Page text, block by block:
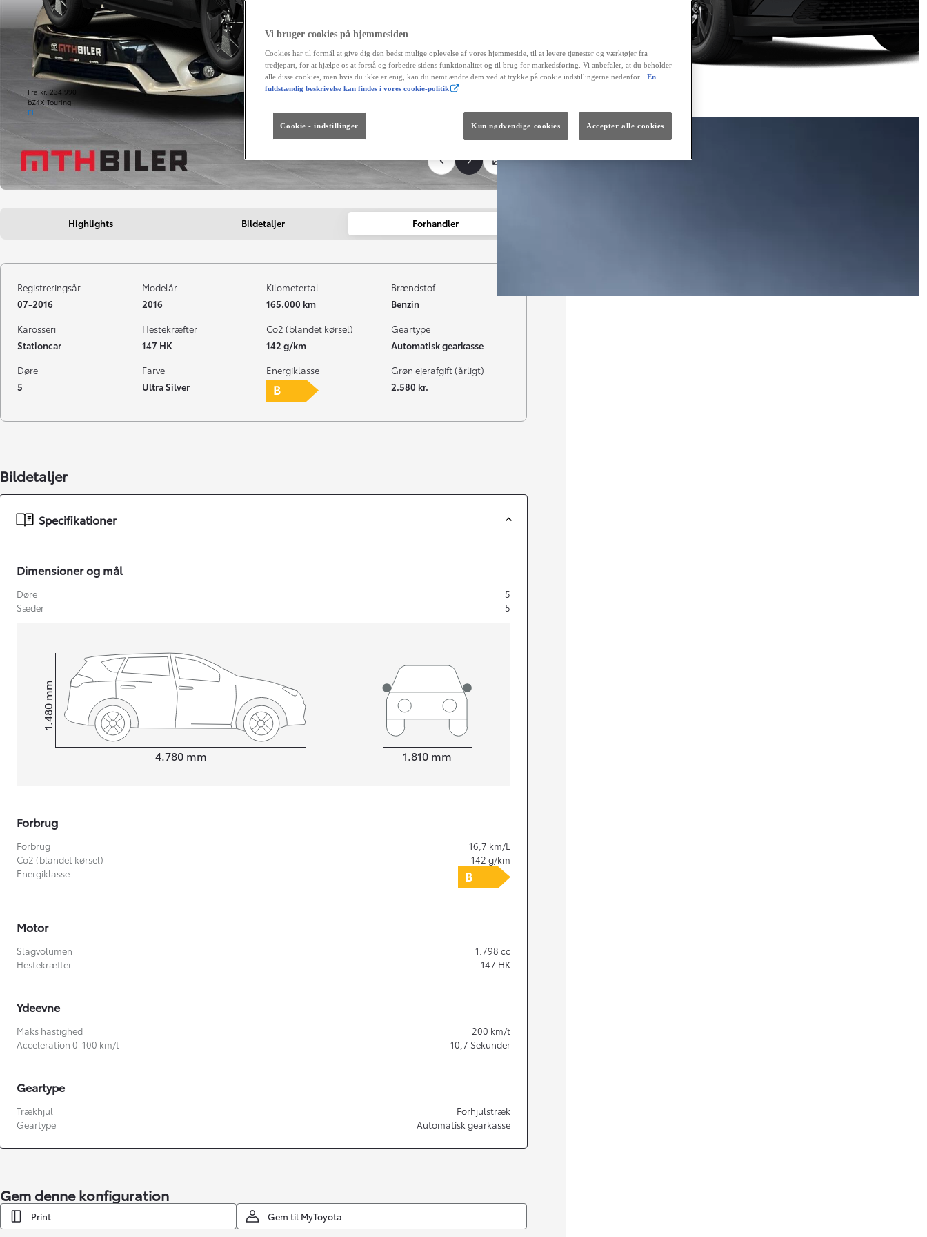
Fra kr. 234.990
bZ4X Touring
EL
Fra kr. 349.990
The soul lives on.
Highlights Bildetaljer Forhandler
Registreringsår
07-2016
Modelår
2016
Kilometertal
165.000 km
Brændstof
Benzin
Karosseri
Stationcar
Hestekræfter
147 HK
Co2 (blandet kørsel)
142 g/km
Geartype
Automatisk gearkasse
Døre
5
Farve
Ultra Silver
Energiklasse
Grøn ejerafgift (årligt)
2.580 kr.
Bildetaljer
Specifikationer
Dimensioner og mål
Døre
5
Sæder
5
4.780 mm
Højt1.480
mm
1.810 mm
Forbrug
Forbrug 16,7 km/L
Co2 (blandet kørsel)
142 g/km
Energiklasse
Motor
Slagvolumen 1.798 cc
Hestekræfter
147 HK
Ydeevne
Maks hastighed 200 km/t
Acceleration 0-100 km/t
10,7 Sekunder
Geartype
Trækhjul
Forhjulstræk
Geartype
Automatisk gearkasse
Gem denne konfiguration
Print Gem til MyToyota
Vi bruger cookies på hjemmesiden
Cookies har til formål at give dig den bedst mulige oplevelse af vores hjemmeside, til at levere tjenester og værktøjer fra
tredjepart, for at hjælpe os at forstå og forbedre sidens funktionalitet og til brug for markedsføring. Vi anbefaler, at du beholder
alle disse cookies, men hvis du ikke er enig, kan du nemt ændre dem ved at trykke på cookie indstillingerne nedenfor.
En
fuldstændig beskrivelse kan findes i vores cookie-politik
Cookie - indstillinger Kun nødvendige cookies Accepter alle cookies